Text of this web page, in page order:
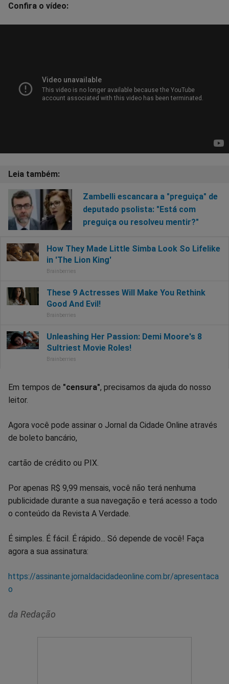
Confira o vídeo:
Zambelli escancara a "preguiça" de
deputado psolista: "Está com
preguiça ou resolveu mentir?"
Em tempos de "censura", precisamos da ajuda do nosso
leitor.
Agora você pode assinar o Jornal da Cidade Online através
de boleto bancário,
cartão de crédito ou PIX.
Por apenas R$ 9,99 mensais, você não terá nenhuma
publicidade durante a sua navegação e terá acesso a todo
o conteúdo da Revista A Verdade.
É simples. É fácil. É rápido... Só depende de você! Faça
agora a sua assinatura:
https://assinante.jornaldacidadeonline.com.br/apresentaca
o
da Redação